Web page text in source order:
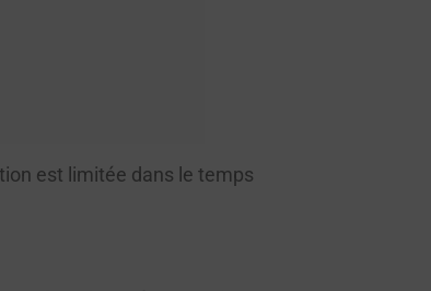
est limitée dans le temps